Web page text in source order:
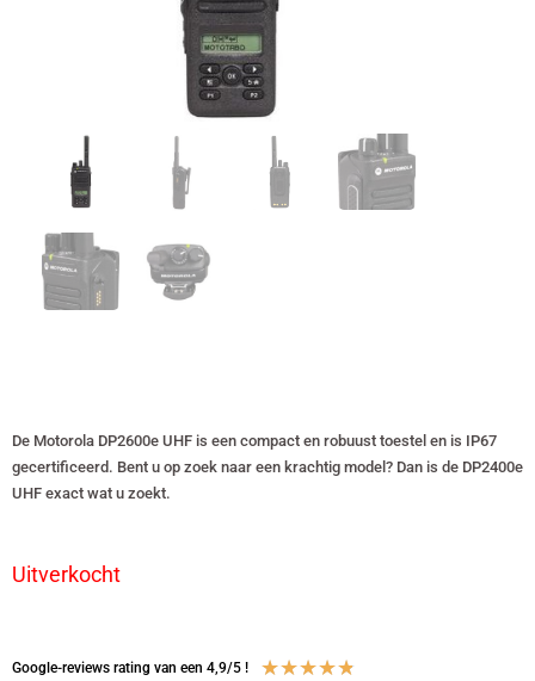
De Motorola DP2600e UHF is een compact en robuust toestel en is IP67
gecertificeerd. Bent u op zoek naar een krachtig model? Dan is de DP2400e
UHF exact wat u zoekt.
Uitverkocht
Google-reviews rating van een 4,9/5 ! ★★★★★